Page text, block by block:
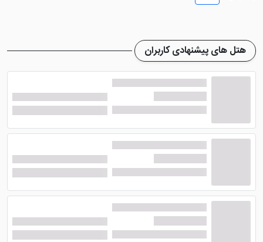
اتاق های هتل امیر طبس به امکاناتی همچون سرویس
یخچال، میز نهارخوری، کمد دیواری، جالباسی، حمام
اختصاصی و ... مجهز می باشند. با اقامت در اتاق های این
هتل طبس شما چچشم اندازی رو به آستان مبارک امامزاده
حسین بن موسی الکاظم (ع) خواهید داشت.
آیا هتل امیر طبس رستوران دارد؟
چه امکاناتی این هتل طبس ارائه
می دهد؟
هتل امیر طبس متاسفانه فاقد رستوران می باشد ولی یک
هتل های پیشنهادی کاربران